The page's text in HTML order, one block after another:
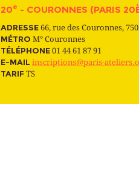
20e - COURONNES (PARIS
ADRESSE 66, rue des Couronnes,
MÉTRO M° Couronnes
TÉLÉPHONE 01 44 61 87 91
E-MAIL inscriptions@paris-
TARIF TS